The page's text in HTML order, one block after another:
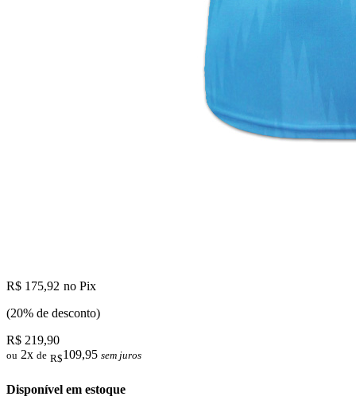
R$ 175,92 no Pix
(20% de desconto)
R$ 219,90
ou 2x de R$109,95 sem juros
Disponível em estoque